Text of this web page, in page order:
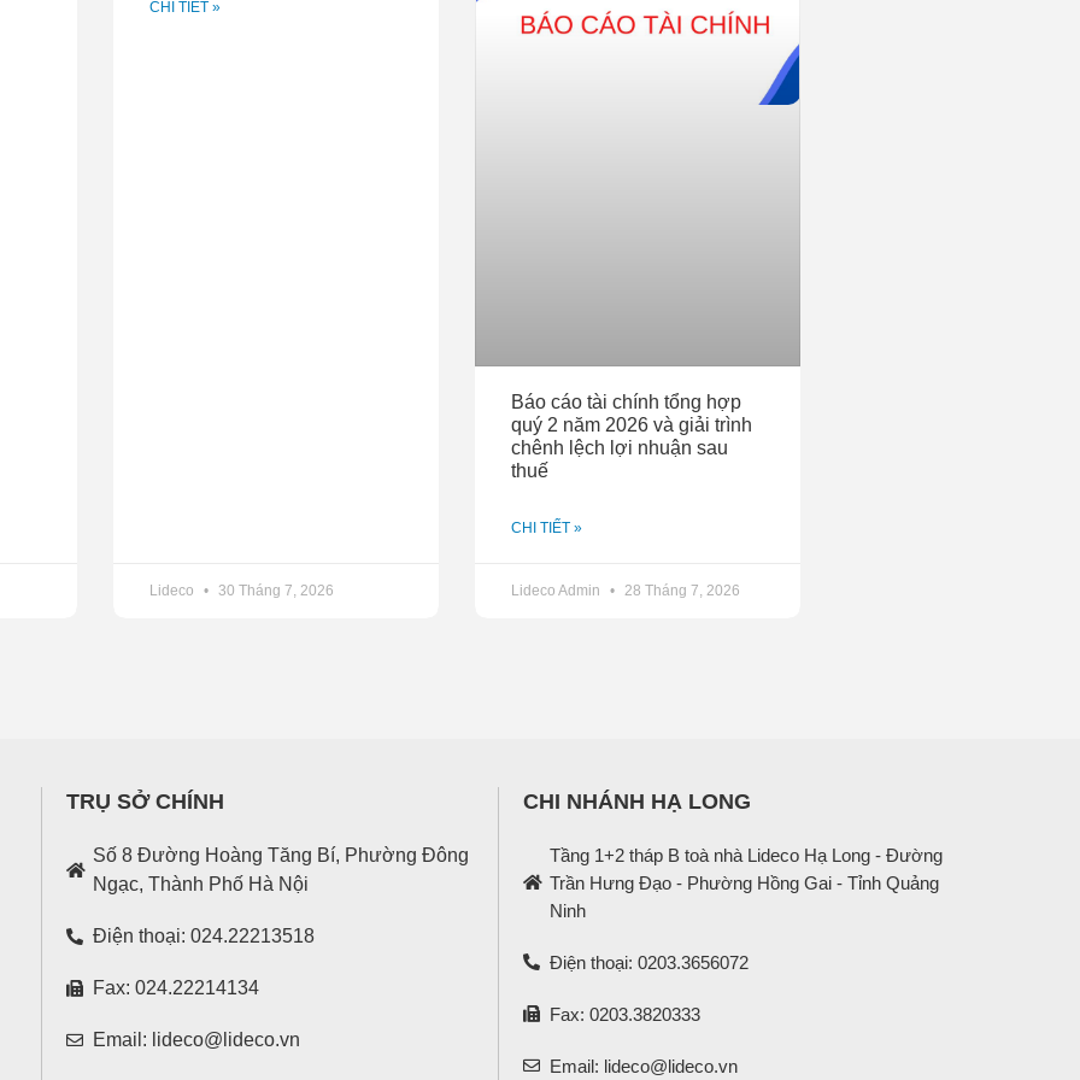
CHI TIẾT »
Lideco 30 Tháng 7, 2026
Báo cáo tài chính tổng hợp
quý 2 năm 2026 và giải trình
chênh lệch lợi nhuận sau
thuế
CHI TIẾT »
Lideco Admin 28 Tháng 7, 2026
TRỤ SỞ CHÍNH
Số 8 Đường Hoàng Tăng Bí, Phường Đông
Ngạc, Thành Phố Hà Nội
Điện thoại: 024.22213518
Fax: 024.22214134
Email: lideco@lideco.vn
CHI NHÁNH HẠ LONG
Tầng 1+2 tháp B toà nhà Lideco Hạ Long - Đường
Trần Hưng Đạo - Phường Hồng Gai - Tỉnh Quảng
Ninh
Điện thoại: 0203.3656072
Fax: 0203.3820333
Email: lideco@lideco.vn